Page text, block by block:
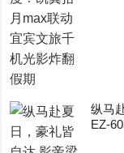
纵马
EZ-